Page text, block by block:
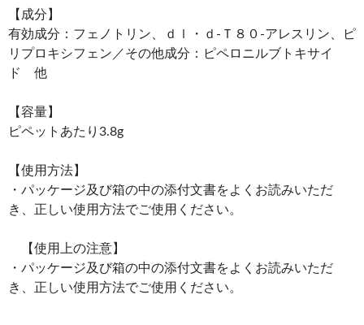
【成分】
有効成分：フェノトリン、ｄｌ・ｄ‐Ｔ８０‐アレスリン、ピ
リプロキシフェン／その他成分：ピペロニルブトキサイ
ド 他
【容量】
ピペットあたり3.8g
【使用方法】
・パッケージ及び箱の中の添付文書をよくお読みいただ
き、正しい使用方法でご使用ください。
【使用上の注意】
・パッケージ及び箱の中の添付文書をよくお読みいただ
き、正しい使用方法でご使用ください。